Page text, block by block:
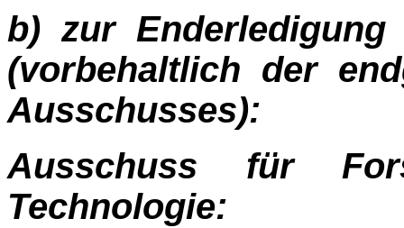
b) zur
(vorbehaltlich der
Ausschusses):
Ausschuss für
Technologie: